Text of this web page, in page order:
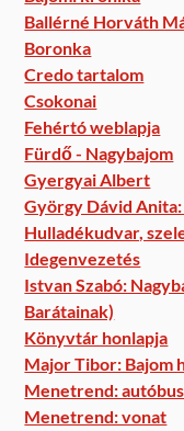
Ballérné Horváth
Boronka
Credo tartalom
Csokonai
Fehértó weblapja
Fürdő - Nagybajom
Gyergyai Albert
György Dávid
Hulladékudvar,
Idegenvezetés
Istvan Szabó:
Barátainak)
Könyvtár honlapja
Major Tibor: Bajom
Menetrend:
Menetrend: vonat